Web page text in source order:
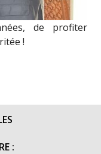
de profiter
!
: